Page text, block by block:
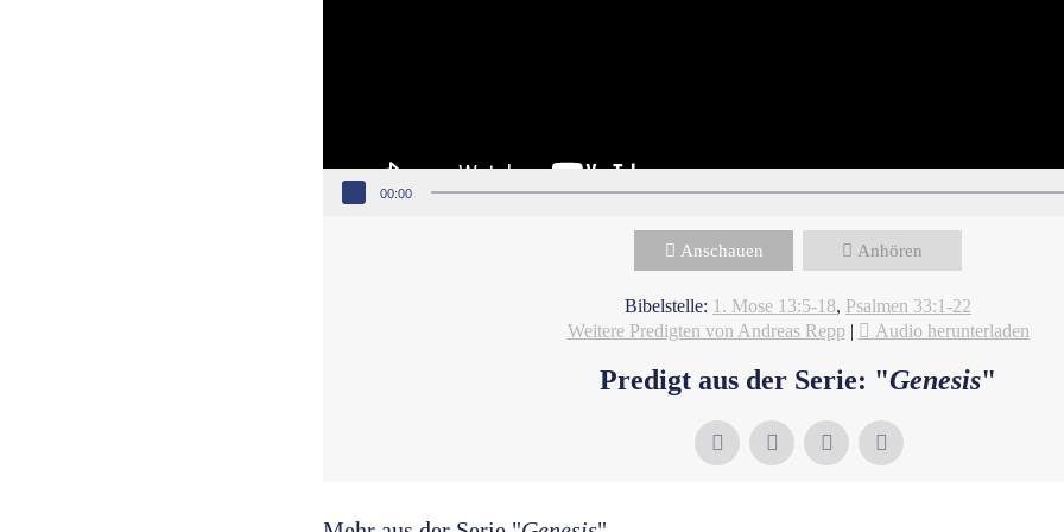
00:00
Anschauen Anhören
Bibelstelle: 1. Mose 13:5-18, Psalmen 33:1-22
Weitere Predigten von Andreas Repp | Audio herunterladen
Predigt aus der Serie: "Genesis"